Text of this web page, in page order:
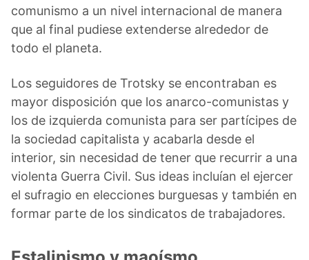
comunismo a un nivel internacional de manera
que al final pudiese extenderse alrededor de
todo el planeta.
Los seguidores de Trotsky se encontraban es
mayor disposición que los anarco-comunistas y
los de izquierda comunista para ser partícipes de
la sociedad capitalista y acabarla desde el
interior, sin necesidad de tener que recurrir a una
violenta Guerra Civil. Sus ideas incluían el ejercer
el sufragio en elecciones burguesas y también en
formar parte de los sindicatos de trabajadores.